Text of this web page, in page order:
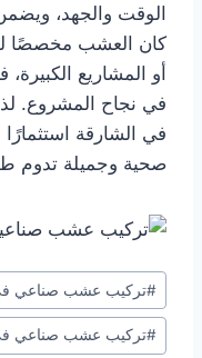
الوقت والجهد،
كان العشب مخصصًا
أو المشاريع
في نجاح المشروع.
في الشارقة
صحية وجميلة تدوم
وسوم
المقال:
#تركيب عشب صناعي في أبو
#تركيب عشب صناعي في